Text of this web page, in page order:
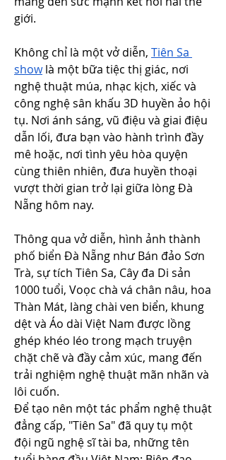
giới.
Không chỉ là một vở diễn, Tiên Sa
show là một bữa tiệc thị giác, nơi
nghệ thuật múa, nhạc kịch, xiếc và
công nghệ sân khấu 3D huyền ảo hội
tụ. Nơi ánh sáng, vũ điệu và giai điệu
dẫn lối, đưa bạn vào hành trình đầy
mê hoặc, nơi tình yêu hòa quyện
cùng thiên nhiên, đưa huyền thoại
vượt thời gian trở lại giữa lòng Đà
Nẵng hôm nay.
Thông qua vở diễn, hình ảnh thành
phố biển Đà Nẵng như Bán đảo Sơn
Trà, sự tích Tiên Sa, Cây đa Di sản
1000 tuổi, Voọc chà vá chân nâu, hoa
Thàn Mát, làng chài ven biển, khung
dệt và Áo dài Việt Nam được lồng
ghép khéo léo trong mạch truyện
chặt chẽ và đầy cảm xúc, mang đến
trải nghiệm nghệ thuật mãn nhãn và
lôi cuốn.
Để tạo nên một tác phẩm nghệ thuật
đẳng cấp, "Tiên Sa" đã quy tụ một
đội ngũ nghệ sĩ tài ba, những tên